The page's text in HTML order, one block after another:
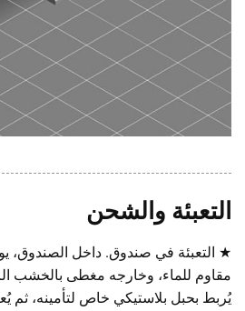
التعبئة والشحن
★ التعبئة في صندوق. داخل الصندوق،
مقاوم للماء، وخارجه مغطى بالخشب
يُربط بحبل بلاستيكي خاص لتأمينه، ثم